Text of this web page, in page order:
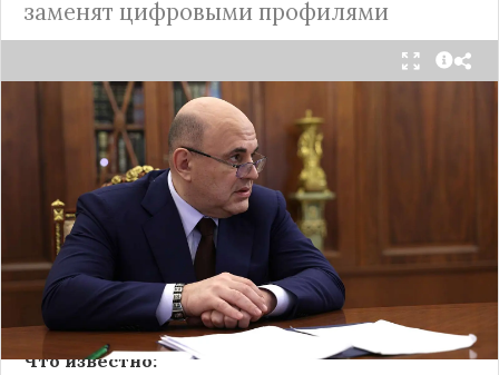
заменят цифровыми профилями
С 30 июня 2025 года в
масштабная реформа: бумажные патенты для
мигрантов заменят цифровыми профилями с
уникальным идентификатором. Об этом заявил
премьер-министр Михаил Мишустин, выступая в
Госдуме с отчетом о работе правительства.
Нововведение — часть стратегии по борьбе с
нелегальной миграцией, которую власти
называют «угрозой общественной
безопасности».
Что известно: